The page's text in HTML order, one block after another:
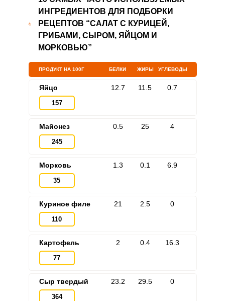
ИНГРЕДИЕНТОВ ДЛЯ ПОДБОРКИ
РЕЦЕПТОВ “САЛАТ С КУРИЦЕЙ,
ГРИБАМИ, СЫРОМ, ЯЙЦОМ И
МОРКОВЬЮ”
ПРОДУКТ НА 100Г БЕЛКИ ЖИРЫ УГЛЕВОДЫ
Яйцо
157
12.7 11.5 0.7
Майонез
245
0.5 25 4
Морковь
35
1.3 0.1 6.9
Куриное филе
110
21 2.5 0
Картофель
77
2 0.4 16.3
Сыр твердый
364
23.2 29.5 0